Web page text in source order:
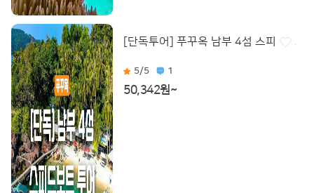
[단독투어] 푸꾸옥 남부 4섬 스피드보트
5/5 1
50,342원~